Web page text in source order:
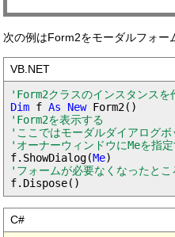
次の例はForm2をモーダルフォー
VB.NET
'Form2クラスのインスタンスを
Dim f As New
'Form2を表示する
'ここではモーダルダイアログ
'オーナーウィンドウにMeを指
f.ShowDialog(Me
'フォームが必要なくなったと
C#